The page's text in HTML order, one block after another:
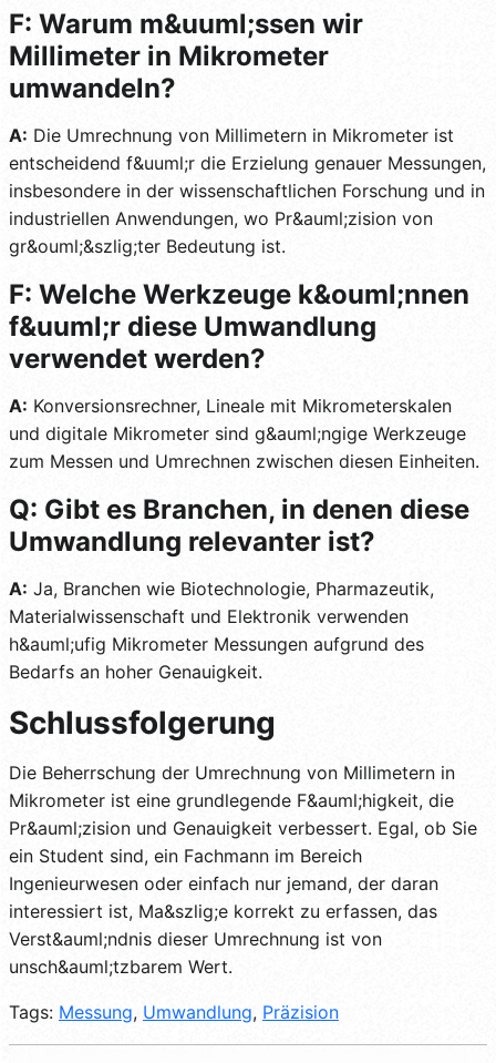
F: Warum m&uuml;ssen wir
Millimeter in Mikrometer
umwandeln?
A: Die Umrechnung von Millimetern in Mikrometer ist
entscheidend f&uuml;r die Erzielung genauer Messungen,
insbesondere in der wissenschaftlichen Forschung und in
industriellen Anwendungen, wo Pr&auml;zision von
gr&ouml;&szlig;ter Bedeutung ist.
F: Welche Werkzeuge k&ouml;nnen
f&uuml;r diese Umwandlung
verwendet werden?
A: Konversionsrechner, Lineale mit Mikrometerskalen
und digitale Mikrometer sind g&auml;ngige Werkzeuge
zum Messen und Umrechnen zwischen diesen Einheiten.
Q: Gibt es Branchen, in denen diese
Umwandlung relevanter ist?
A: Ja, Branchen wie Biotechnologie, Pharmazeutik,
Materialwissenschaft und Elektronik verwenden
h&auml;ufig Mikrometer Messungen aufgrund des
Bedarfs an hoher Genauigkeit.
Schlussfolgerung
Die Beherrschung der Umrechnung von Millimetern in
Mikrometer ist eine grundlegende F&auml;higkeit, die
Pr&auml;zision und Genauigkeit verbessert. Egal, ob Sie
ein Student sind, ein Fachmann im Bereich
Ingenieurwesen oder einfach nur jemand, der daran
interessiert ist, Ma&szlig;e korrekt zu erfassen, das
Verst&auml;ndnis dieser Umrechnung ist von
unsch&auml;tzbarem Wert.
Tags: Messung, Umwandlung, Präzision